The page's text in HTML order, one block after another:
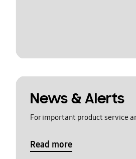
News & Alerts
For important product service
Read more